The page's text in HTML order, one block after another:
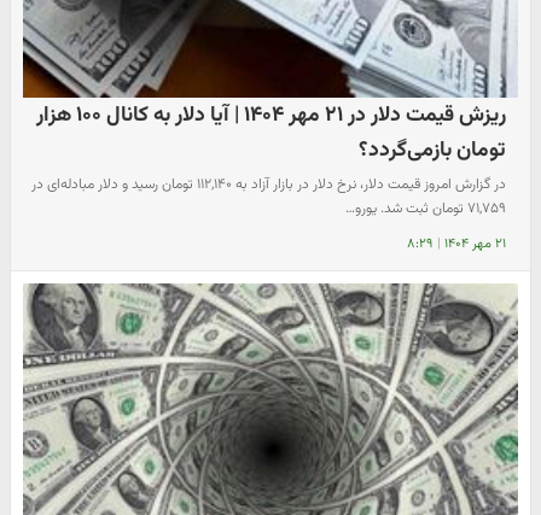
ریزش قیمت دلار در ۲۱ مهر ۱۴۰۴ | آیا دلار به کانال ۱۰۰ هزار
تومان بازمی‌گردد؟
در گزارش امروز قیمت دلار، نرخ دلار در بازار آزاد به ۱۱۲,۱۴۰ تومان رسید و دلار مبادله‌ای در
۷۱,۷۵۹ تومان ثبت شد. یورو…
۲۱ مهر ۱۴۰۴ | ۸:۲۹